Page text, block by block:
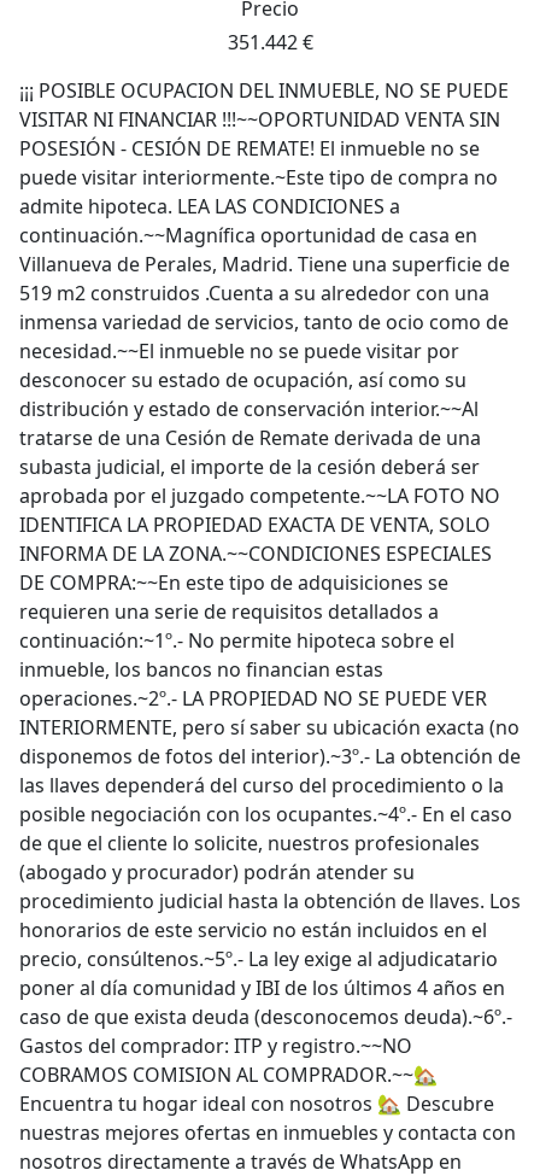
Precio
351.442 €
¡¡¡ POSIBLE OCUPACION DEL INMUEBLE, NO SE PUEDE
VISITAR NI FINANCIAR !!!~~OPORTUNIDAD VENTA SIN
POSESIÓN - CESIÓN DE REMATE! El inmueble no se
puede visitar interiormente.~Este tipo de compra no
admite hipoteca. LEA LAS CONDICIONES a
continuación.~~Magnífica oportunidad de casa en
Villanueva de Perales, Madrid. Tiene una superficie de
519 m2 construidos .Cuenta a su alrededor con una
inmensa variedad de servicios, tanto de ocio como de
necesidad.~~El inmueble no se puede visitar por
desconocer su estado de ocupación, así como su
distribución y estado de conservación interior.~~Al
tratarse de una Cesión de Remate derivada de una
subasta judicial, el importe de la cesión deberá ser
aprobada por el juzgado competente.~~LA FOTO NO
IDENTIFICA LA PROPIEDAD EXACTA DE VENTA, SOLO
INFORMA DE LA ZONA.~~CONDICIONES ESPECIALES
DE COMPRA:~~En este tipo de adquisiciones se
requieren una serie de requisitos detallados a
continuación:~1º.- No permite hipoteca sobre el
inmueble, los bancos no financian estas
operaciones.~2º.- LA PROPIEDAD NO SE PUEDE VER
INTERIORMENTE, pero sí saber su ubicación exacta (no
disponemos de fotos del interior).~3º.- La obtención de
las llaves dependerá del curso del procedimiento o la
posible negociación con los ocupantes.~4º.- En el caso
de que el cliente lo solicite, nuestros profesionales
(abogado y procurador) podrán atender su
procedimiento judicial hasta la obtención de llaves. Los
honorarios de este servicio no están incluidos en el
precio, consúltenos.~5º.- La ley exige al adjudicatario
poner al día comunidad y IBI de los últimos 4 años en
caso de que exista deuda (desconocemos deuda).~6º.-
Gastos del comprador: ITP y registro.~~NO
COBRAMOS COMISION AL COMPRADOR.~~🏡
Encuentra tu hogar ideal con nosotros 🏡 Descubre
nuestras mejores ofertas en inmuebles y contacta con
nosotros directamente a través de WhatsApp en